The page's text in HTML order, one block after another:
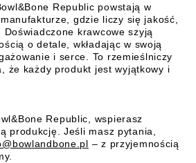
Republic powstają w
gdzie liczy się jakość,
krawcowe szyją
o detale, wkładając w swoją
i serce. To rzemieślniczy
że każdy produkt jest wyjątkowy i
Republic, wspierasz
produkcję. Jeśli masz pytania,
– z przyjemnością